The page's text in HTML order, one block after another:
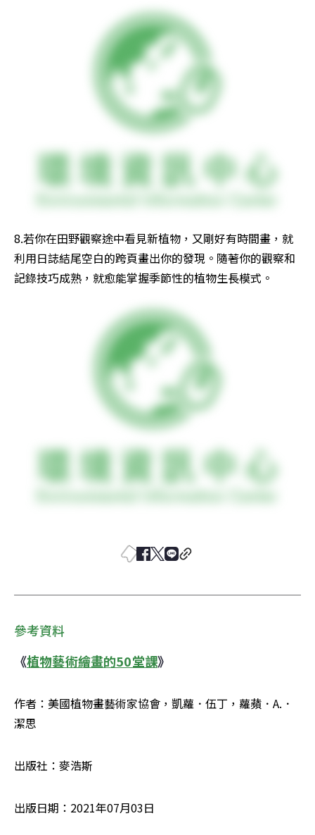
8.若你在田野觀察途中看見新植物，又剛好有時間畫，就
利用日誌結尾空白的跨頁畫出你的發現。隨著你的觀察和
記錄技巧成熟，就愈能掌握季節性的植物生長模式。
參考資料
《植物藝術繪畫的50堂課》
作者：美國植物畫藝術家協會，凱蘿．伍丁，蘿蘋．A.．
潔思
出版社：麥浩斯
出版日期：2021年07月03日